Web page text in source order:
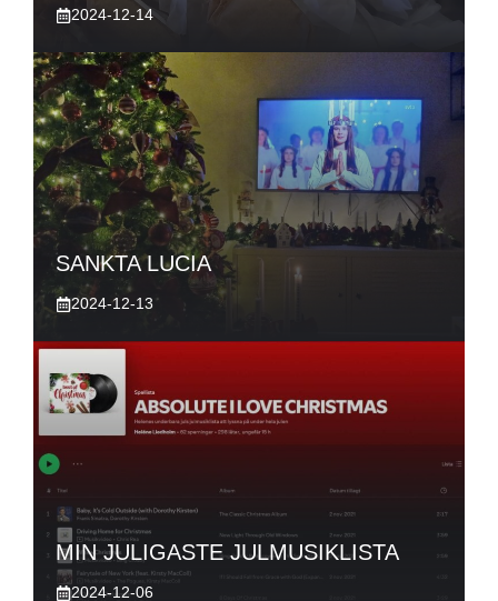
2024-12-14
SANKTA LUCIA
2024-12-13
MIN JULIGASTE JULMUSIKLISTA
2024-12-06